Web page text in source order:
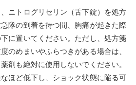
ニトログリセリン（舌下錠）を処方
隊の到着を待つ間、胸痛が起きた際
に置いてください。ただし、処方箋
のめまいやふらつきがある場合は、
剤も絶対に使用しないでください。
ほど低下し、ショック状態に陥る可